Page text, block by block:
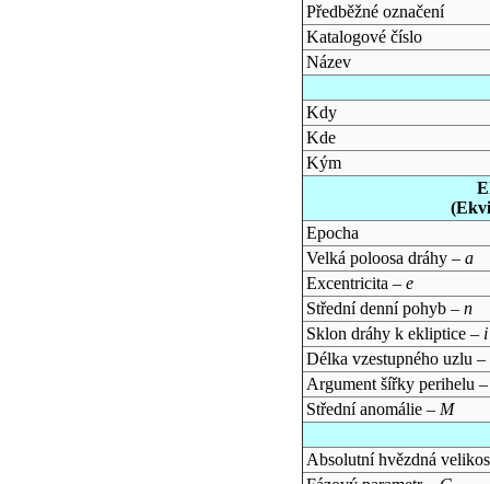
Předběžné označení
Katalogové číslo
Název
Kdy
Kde
Kým
Epocha
Velká poloosa dráhy – a
Excentricita – e
Střední denní pohyb – n
Sklon dráhy k ekliptice – i
Délka vzestupného uzlu –
Argument šířky perihelu
Střední anomálie – M
Absolutní hvězdná